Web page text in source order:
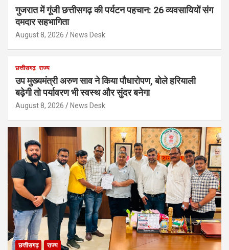
गुजरात में गूंजी छत्तीसगढ़ की पर्यटन पहचान: 26 व्यवसायियों संग
दमदार सहभागिता
August 8, 2026 News Desk
छत्तीसगढ़ राज्य
उप मुख्यमंत्री अरुण साव ने किया पौधारोपण, बोले हरियाली
बढ़ेगी तो पर्यावरण भी स्वस्थ और सुंदर बनेगा
August 8, 2026 News Desk
छत्तीसगढ़ राज्य